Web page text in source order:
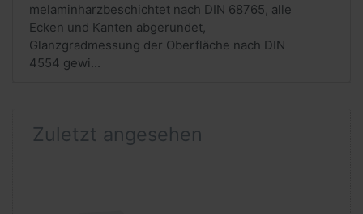
melaminharzbeschichtet nach DIN 68765, alle
Ecken und Kanten abgerundet,
Glanzgradmessung der Oberfläche nach DIN
4554 gewi...
Zuletzt angesehen